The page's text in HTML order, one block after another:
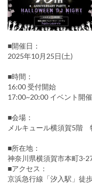
■開催日：
2025年10月25日(土)
■時間：
16:00 受付開始
17:00~20:00 イベント開
■会場：
メルキュール横須賀5階
■所在地：
神奈川県横須賀市本町3-
■アクセス：
京浜急行線「汐入駅」徒